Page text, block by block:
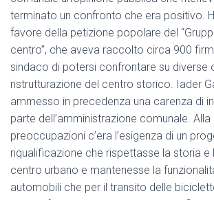
terminato un confronto che era positivo.
favore della petizione popolare del
centro”, che aveva raccolto circa 900
sindaco di potersi confrontare su diverse
ristrutturazione del centro storico. Iader
ammesso in precedenza una carenza di
parte dell’amministrazione comunale. Alla
preoccupazioni c’era l’esigenza di un
riqualificazione che rispettasse la storia e
centro urbano e mantenesse la
automobili che per il transito delle